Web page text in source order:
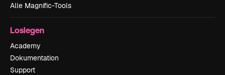
Alle Magnific-Tools
Loslegen
Academy
Dokumentation
Support